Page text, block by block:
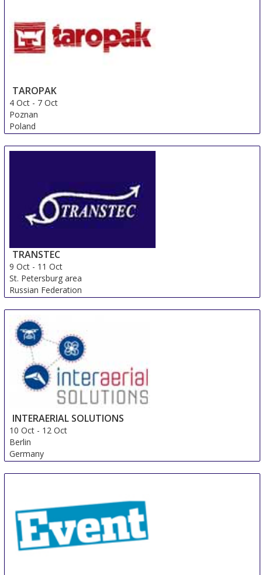
TAROPAK
4 Oct - 7 Oct
Poznan
Poland
TRANSTEC
9 Oct - 11 Oct
St. Petersburg area
Russian Federation
INTERAERIAL SOLUTIONS
10 Oct - 12 Oct
Berlin
Germany